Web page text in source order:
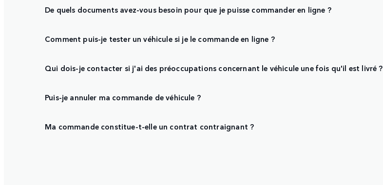
De quels documents avez-vous besoin pour que je puisse commander en ligne ?
Comment puis-je tester un véhicule si je le commande en ligne ?
Qui dois-je contacter si j'ai des préoccupations concernant le véhicule une fois qu'il est livré ?
Puis-je annuler ma commande de véhicule ?
Ma commande constitue-t-elle un contrat contraignant ?